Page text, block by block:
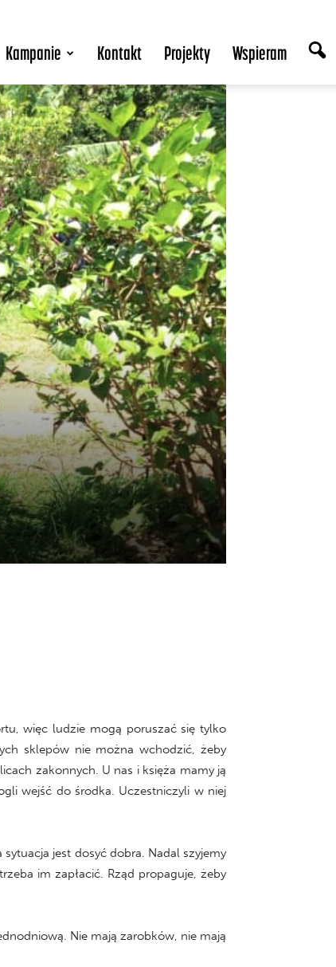
Kampanie Kontakt Projekty Wspieram
więc ludzie mogą poruszać się tylko
sklepów nie można wchodzić, żeby
zakonnych. U nas i księża mamy ją
wejść do środka. Uczestniczyli w niej
jest dosyć dobra. Nadal szyjemy
im zapłacić. Rząd propaguje, żeby
Nie mają zarobków, nie mają